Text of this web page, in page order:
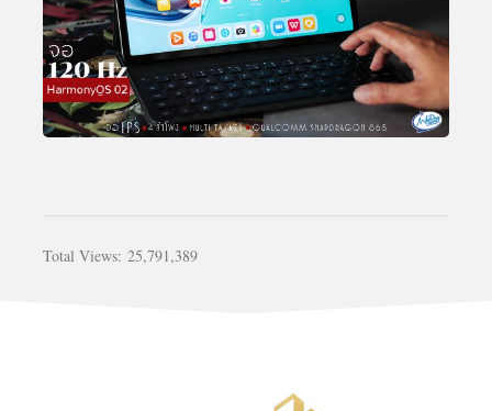
Total Views: 25,791,389